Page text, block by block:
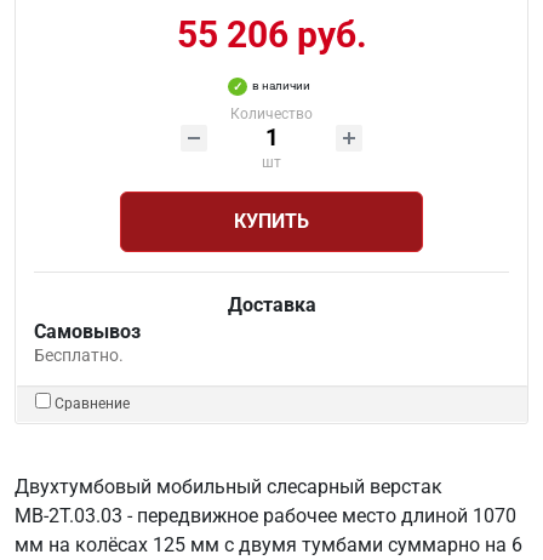
55 206 руб.
в наличии
Количество
шт
КУПИТЬ
Доставка
Самовывоз
Бесплатно.
Сравнение
Двухтумбовый мобильный слесарный верстак
МВ-2Т.03.03 - передвижное рабочее место длиной 1070
мм на колёсах 125 мм с двумя тумбами суммарно на 6